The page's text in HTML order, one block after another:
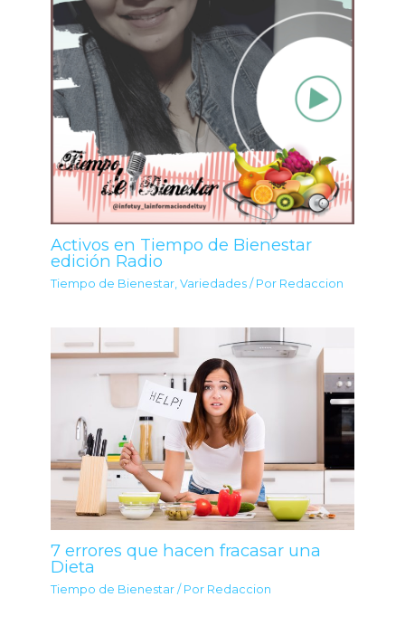
Activos en Tiempo de Bienestar
edición Radio
Tiempo de Bienestar ,Variedades / Por Redaccion
7 errores que hacen fracasar una
Dieta
Tiempo de Bienestar / Por Redaccion